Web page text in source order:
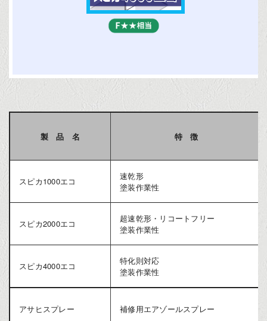
製 品 名 特 徴
スピカ1000エコ
速乾形
塗装作業性
スピカ2000エコ
超速乾形・リコートフリー
塗装作業性
スピカ4000エコ
特化則対応
塗装作業性
アサヒスプレー 補修用エアゾールスプレー